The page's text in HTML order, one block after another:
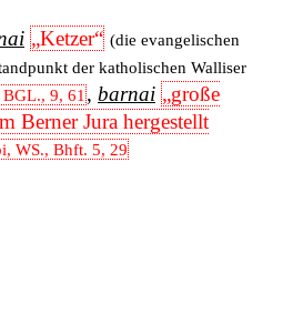
„Ketzer“ (die evangelischen
der katholischen Walliser
9, 61 , barnai „große
Berner Jura hergestellt
WS., Bhft. 5, 29